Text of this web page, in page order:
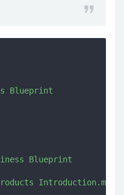
Blueprint
Blueprint
Introduction.mp4